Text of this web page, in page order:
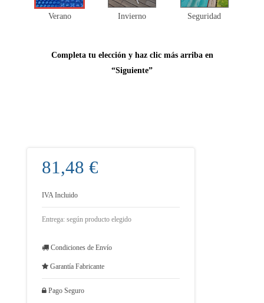
Verano Invierno Seguridad
Completa tu elección y haz clic más arriba en
“Siguiente”
81,48 €
IVA Incluido
Entrega: según producto elegido
Condiciones de Envío
Garantía Fabricante
Pago Seguro